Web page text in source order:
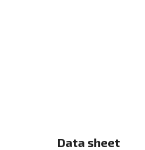
Data sheet